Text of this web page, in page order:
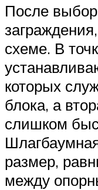
После
схеме. В
которых
блока, а
слишком
размер,
между